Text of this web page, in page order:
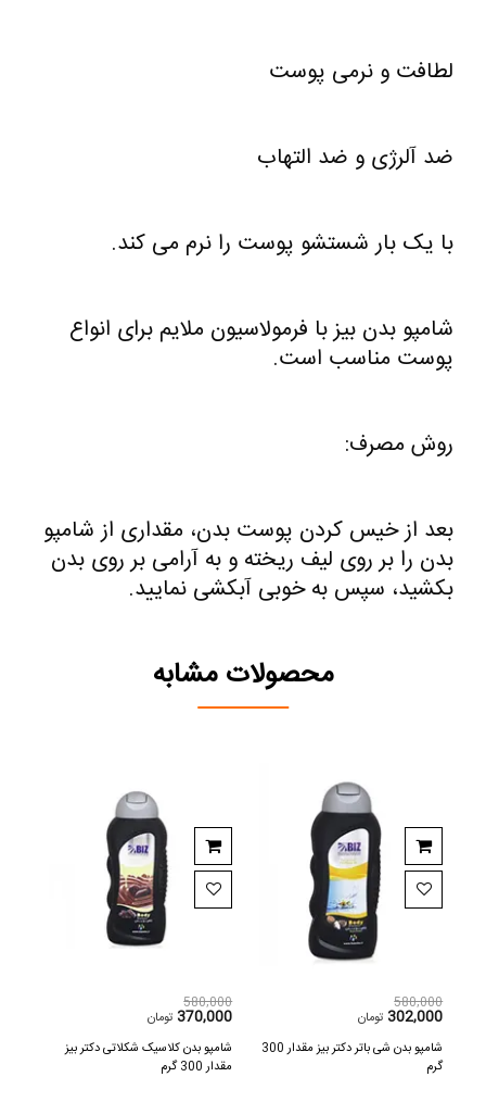
لطافت و نرمی پوست
ضد آلرژی و ضد التهاب
با یک بار شستشو پوست را نرم می کند.
شامپو بدن بیز با فرمولاسیون ملایم برای انواع
پوست مناسب است.
روش مصرف:
بعد از خیس کردن پوست بدن، مقداری از شامپو
بدن را بر روی لیف ریخته و به آرامی بر روی بدن
بکشید، سپس به خوبی آبکشی نمایید.
محصولات مشابه
580,000
370,000 تومان
شامپو بدن کلاسیک شکلاتی دکتر بیز
مقدار 300 گرم
580,000
302,000 تومان
شامپو بدن شی باتر دکتر بیز مقدار 300
گرم